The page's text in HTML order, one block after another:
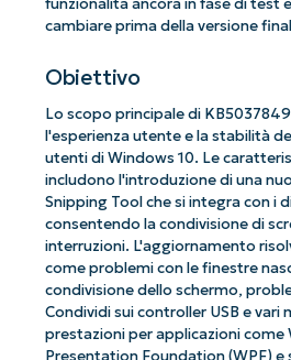
funzionalità ancora in fase di test
cambiare prima della versione
Obiettivo
Lo scopo principale di
l'esperienza utente e la stabilità
utenti di Windows 10. Le
includono l'introduzione di una
Snipping Tool che si integra con i
consentendo la condivisione di
interruzioni. L'aggiornamento
come problemi con le finestre
condivisione dello schermo,
Condividi sui controller USB e vari
prestazioni per applicazioni come